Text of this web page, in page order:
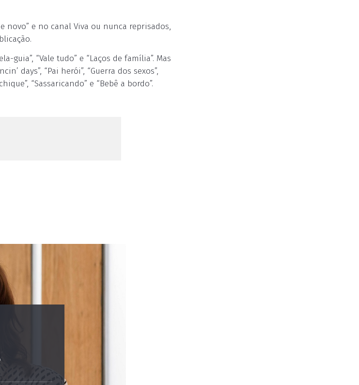
novo” e no canal Viva ou nunca reprisados,
guia”, “Vale tudo” e “Laços de família”. Mas
days”, “Pai herói”, “Guerra dos sexos”,
“Sassaricando” e “Bebê a bordo”.